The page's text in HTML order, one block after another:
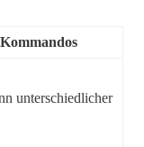
unterschiedlicher